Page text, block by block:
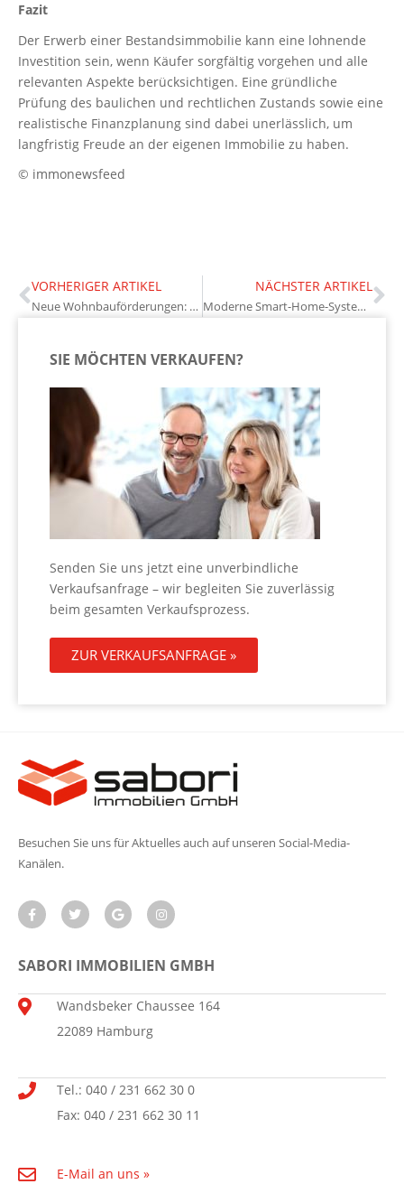
Fazit
Der Erwerb einer Bestandsimmobilie kann eine lohnende
Investition sein, wenn Käufer sorgfältig vorgehen und alle
relevanten Aspekte berücksichtigen. Eine gründliche
Prüfung des baulichen und rechtlichen Zustands sowie eine
realistische Finanzplanung sind dabei unerlässlich, um
langfristig Freude an der eigenen Immobilie zu haben.
© immonewsfeed
VORHERIGER ARTIKEL
Neue Wohnbauförderungen: Welche Vorteile Eigentümer nutzen können
NÄCHSTER ARTIKEL
Moderne Smart-Home-Systeme: Mehr Komfort und Sicherheit für Immobilienbesitzer
SIE MÖCHTEN VERKAUFEN?
Senden Sie uns jetzt eine unverbindliche
Verkaufsanfrage – wir begleiten Sie zuverlässig
beim gesamten Verkaufsprozess.
ZUR VERKAUFSANFRAGE »
Besuchen Sie uns für Aktuelles auch auf unseren Social-Media-
Kanälen.
SABORI IMMOBILIEN GMBH
Wandsbeker Chaussee 164
22089 Hamburg
Tel.: 040 / 231 662 30 0
Fax: 040 / 231 662 30 11
E-Mail an uns »